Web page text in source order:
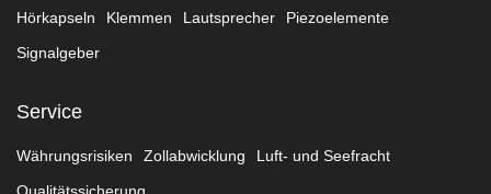
Hörkapseln Klemmen Lautsprecher
Piezoelemente
Signalgeber
Service
Währungsrisiken Zollabwicklung
Luft- und Seefracht
Qualitätssicherung